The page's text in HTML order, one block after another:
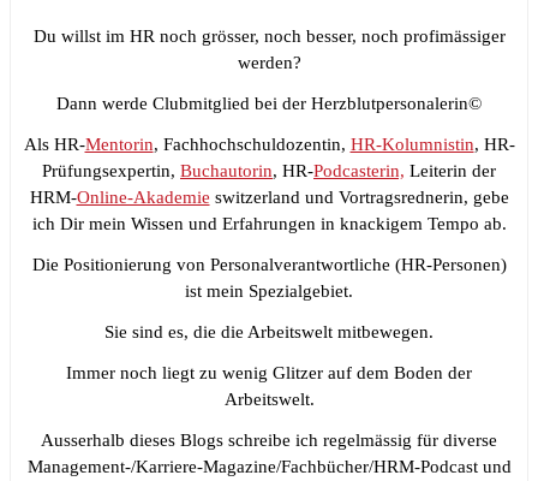
Du willst im HR noch grösser, noch besser, noch profimässiger
werden?
Dann werde Clubmitglied bei der Herzblutpersonalerin©
Als HR-Mentorin, Fachhochschuldozentin, HR-Kolumnistin, HR-
Prüfungsexpertin, Buchautorin, HR-Podcasterin, Leiterin der
HRM-Online-Akademie switzerland und Vortragsrednerin, gebe
ich Dir mein Wissen und Erfahrungen in knackigem Tempo ab.
Die Positionierung von Personalverantwortliche (HR-Personen)
ist mein Spezialgebiet.
Sie sind es, die die Arbeitswelt mitbewegen.
Immer noch liegt zu wenig Glitzer auf dem Boden der
Arbeitswelt.
Ausserhalb dieses Blogs schreibe ich regelmässig für diverse
Management-/Karriere-Magazine/Fachbücher/HRM-Podcast und